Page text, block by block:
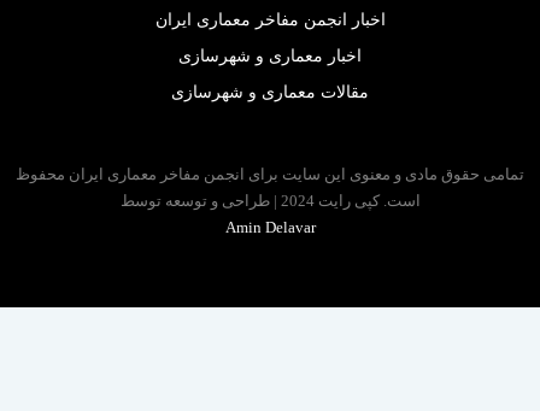
اخبار انجمن مفاخر معماری ایران
اخبار معماری و شهرسازی
مقالات معماری و شهرسازی
حقوق مادی و معنوی این سایت برای انجمن مفاخر معماری ایران محفوظ
است. کپی رایت 2024 | طراحی و توسعه توسط
Amin Delavar